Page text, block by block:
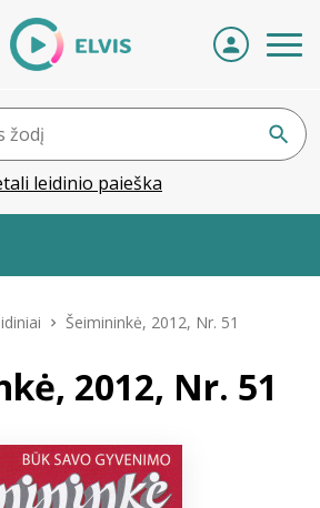
leidinio paieška
Šeimininkė, 2012, Nr. 51
2012, Nr. 51